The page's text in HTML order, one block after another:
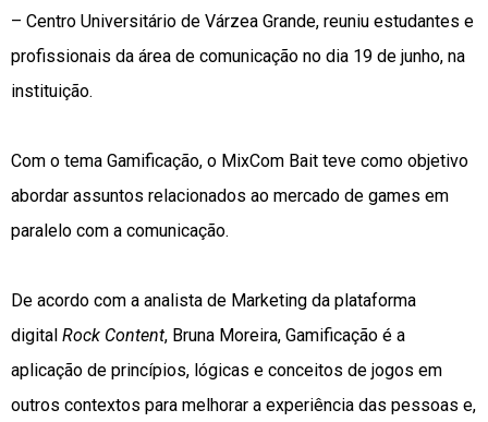
– Centro Universitário de Várzea Grande, reuniu estudantes e
profissionais da área de comunicação no dia 19 de junho, na
instituição.
Com o tema Gamificação, o MixCom Bait teve como objetivo
abordar assuntos relacionados ao mercado de games em
paralelo com a comunicação.
De acordo com a analista de Marketing da plataforma
digital Rock Content, Bruna Moreira, Gamificação é a
aplicação de princípios, lógicas e conceitos de jogos em
outros contextos para melhorar a experiência das pessoas e,